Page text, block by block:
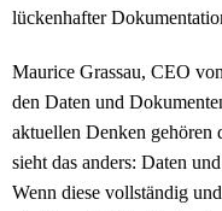
lückenhafter
Maurice Grassau, CEO
den Daten und
aktuellen Denken gehören
sieht das anders: Daten
Wenn diese vollständig